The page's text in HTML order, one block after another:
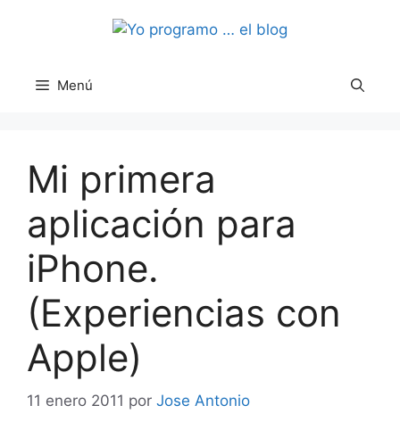
Menú
Mi primera
aplicación para
iPhone.
(Experiencias con
Apple)
11 enero 2011 por Jose Antonio